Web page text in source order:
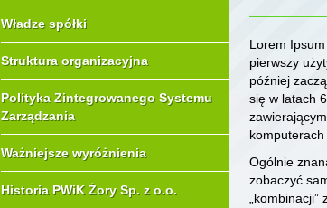
Władze spółki
Struktura organizacyjna
Polityka Zintegrowanego Systemu
Zarządzania
Ważniejsze wyróżnienia
Historia PWiK Żory Sp. z o.o.
Lorem
pierwszy
później
się w latach
Ogólnie
zobaczyć